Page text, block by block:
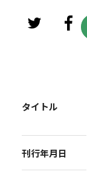
タイトル
刊行年月日